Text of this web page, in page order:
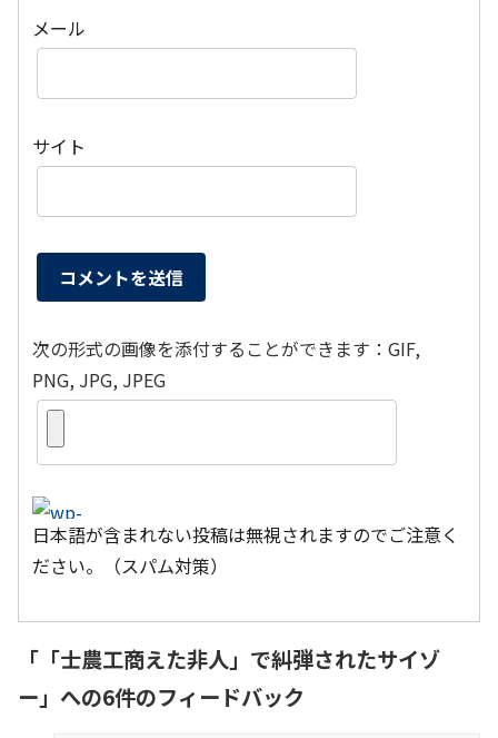
メール
サイト
次の形式の画像を添付することができます：GIF,
PNG, JPG, JPEG
日本語が含まれない投稿は無視されますのでご注意く
ださい。（スパム対策）
「 「士農工商えた非人」で糾弾されたサイゾ
ー」への6件のフィードバック